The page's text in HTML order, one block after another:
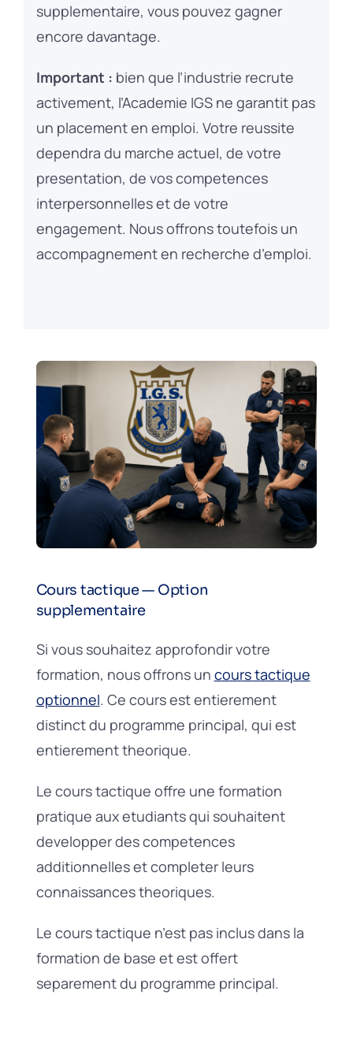
supplementaire, vous pouvez gagner
encore davantage.
Important : bien que l’industrie recrute
activement, l’Academie IGS ne garantit pas
un placement en emploi. Votre reussite
dependra du marche actuel, de votre
presentation, de vos competences
interpersonnelles et de votre
engagement. Nous offrons toutefois un
accompagnement en recherche d’emploi.
Cours tactique — Option
supplementaire
Si vous souhaitez approfondir votre
formation, nous offrons un cours tactique
optionnel. Ce cours est entierement
distinct du programme principal, qui est
entierement theorique.
Le cours tactique offre une formation
pratique aux etudiants qui souhaitent
developper des competences
additionnelles et completer leurs
connaissances theoriques.
Le cours tactique n’est pas inclus dans la
formation de base et est offert
separement du programme principal.